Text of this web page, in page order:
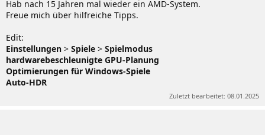
Hab nach 15 Jahren mal wieder ein AMD-System.
Freue mich über hilfreiche Tipps.
Edit:
Einstellungen > Spiele > Spielmodus
hardwarebeschleunigte GPU-Planung
Optimierungen für Windows-Spiele
Auto-HDR
Zuletzt bearbeitet: 08.01.2025